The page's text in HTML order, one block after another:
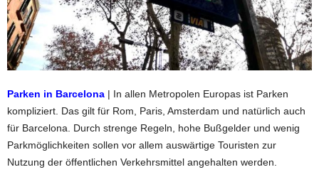
Parken in Barcelona | In allen Metropolen Europas ist Parken
kompliziert. Das gilt für Rom, Paris, Amsterdam und natürlich auch
für Barcelona. Durch strenge Regeln, hohe Bußgelder und wenig
Parkmöglichkeiten sollen vor allem auswärtige Touristen zur
Nutzung der öffentlichen Verkehrsmittel angehalten werden.